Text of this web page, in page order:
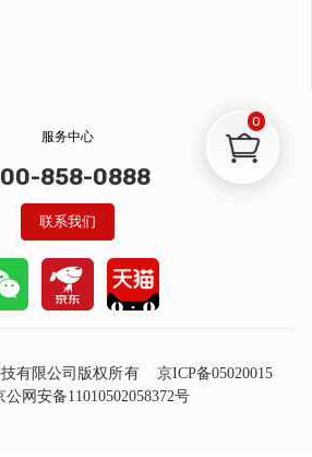
服务中心
858-0888
联系我们
技有限公司版权所有 京ICP备05020015
公网安备11010502058372号
0